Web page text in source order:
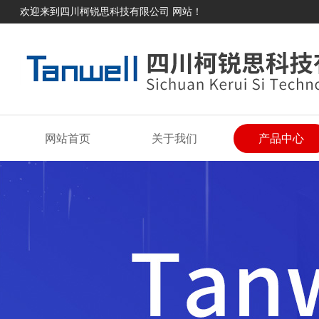
欢迎来到四川柯锐思科技有限公司 网站！
网站首页 关于我们 产品中心